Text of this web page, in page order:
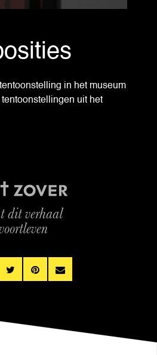
in het museum
uit het
dit verhaal